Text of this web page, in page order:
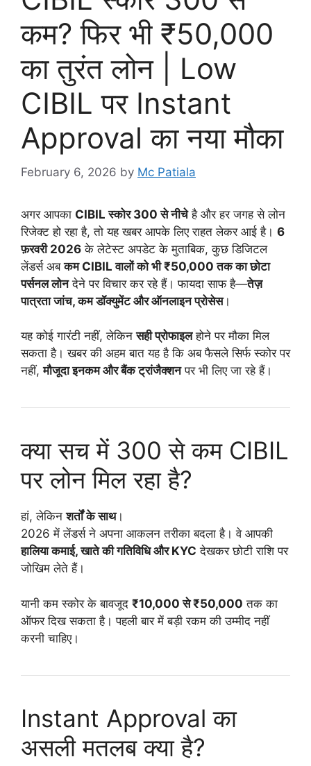
कम? फिर भी ₹50,000
का तुरंत लोन | Low
CIBIL पर Instant
Approval का नया मौका
February 6, 2026 by Mc Patiala
अगर आपका CIBIL स्कोर 300 से नीचेहै और हर जगह से लोन
रिजेक्ट हो रहा है, तो यह खबर आपके लिए राहत लेकर आई है। 6
फ़रवरी 2026 के लेटेस्ट अपडेट के मुताबिक, कुछ डिजिटल
लेंडर्स अबकम CIBIL वालों को भी ₹50,000 तक का छोटा
पर्सनल लोनदेने पर विचार कर रहे हैं। फायदा साफ है—तेज़
पात्रता जांच, कम डॉक्युमेंट और ऑनलाइन प्रोसेस।
यह कोई गारंटी नहीं, लेकिनसही प्रोफाइलहोने पर मौका मिल
सकता है। खबर की अहम बात यह है कि अब फैसले सिर्फ स्कोर पर
नहीं,मौजूदा इनकम और बैंक ट्रांजैक्शनपर भी लिए जा रहे हैं।
क्या सच में 300 से कम CIBIL
पर लोन मिल रहा है?
हां, लेकिनशर्तों के साथ।
2026 में लेंडर्स ने अपना आकलन तरीका बदला है। वे आपकी
हालिया कमाई, खाते की गतिविधि और KYC देखकर छोटी राशि पर
जोखिम लेते हैं।
यानी कम स्कोर के बावजूद ₹10,000 से ₹50,000 तक का
ऑफर दिख सकता है। पहली बार में बड़ी रकम की उम्मीद नहीं
करनी चाहिए।
Instant Approval का
असली मतलब क्या है?